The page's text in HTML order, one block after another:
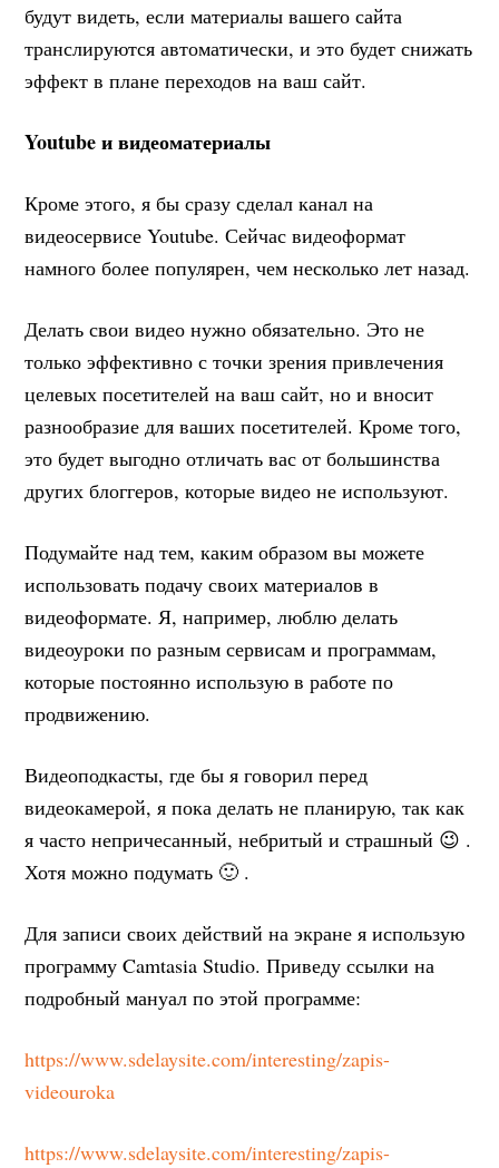
будут видеть, если материалы вашего сайта
транслируются автоматически, и это будет снижать
эффект в плане переходов на ваш сайт.
Youtube и видеоматериалы
Кроме этого, я бы сразу сделал канал на
видеосервисе Youtube. Сейчас видеоформат
намного более популярен, чем несколько лет назад.
Делать свои видео нужно обязательно. Это не
только эффективно с точки зрения привлечения
целевых посетителей на ваш сайт, но и вносит
разнообразие для ваших посетителей. Кроме того,
это будет выгодно отличать вас от большинства
других блоггеров, которые видео не используют.
Подумайте над тем, каким образом вы можете
использовать подачу своих материалов в
видеоформате. Я, например, люблю делать
видеоуроки по разным сервисам и программам,
которые постоянно использую в работе по
продвижению.
Видеоподкасты, где бы я говорил перед
видеокамерой, я пока делать не планирую, так как
я часто непричесанный, небритый и страшный 😉 .
Хотя можно подумать 🙂 .
Для записи своих действий на экране я использую
программу Camtasia Studio. Приведу ссылки на
подробный мануал по этой программе:
https://www.sdelaysite.com/interesting/zapis-
videouroka
https://www.sdelaysite.com/interesting/zapis-